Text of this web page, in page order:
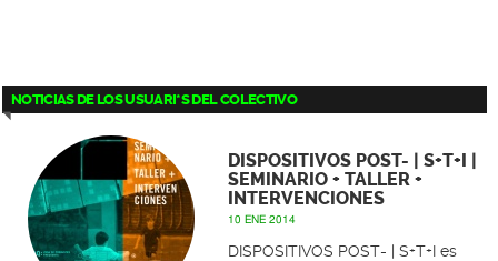
NOTICIAS DE LOS USUARI*S DEL COLECTIVO
DISPOSITIVOS POST- | S+T+I |
SEMINARIO + TALLER +
INTERVENCIONES
10 ENE 2014
DISPOSITIVOS POST- | S+T+I es